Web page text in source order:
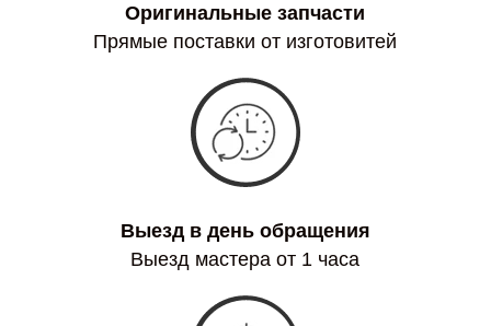
Оригинальные запчасти
Прямые поставки от изготовитей
Выезд в день обращения
Выезд мастера от 1 часа